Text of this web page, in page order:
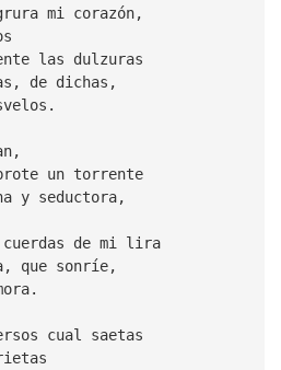
mi corazón,
las dulzuras
de dichas,
un torrente
y seductora,
de mi lira
que sonríe,
cual saetas